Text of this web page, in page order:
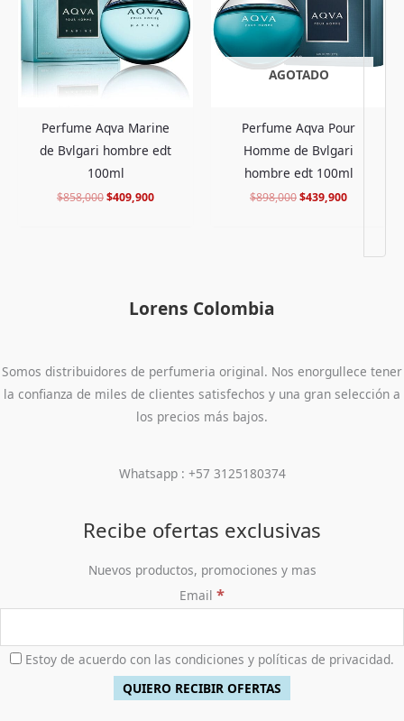
Perfume Aqva Marine
de Bvlgari hombre edt
100ml
$858,000$409,900
AGOTADO
Perfume Aqva Pour
Homme de Bvlgari
hombre edt 100ml
$898,000$439,900
Lorens Colombia
Somos distribuidores de perfumeria original. Nos enorgullece tener
la confianza de miles de clientes satisfechos y una gran selección a
los precios más bajos.
Whatsapp : +57 3125180374
Recibe ofertas exclusivas
Nuevos productos, promociones y mas
Email *
Estoy de acuerdo con las condiciones y políticas de privacidad.